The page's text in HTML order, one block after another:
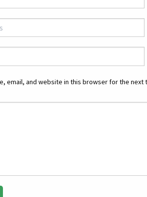
email, and website in this browser for the next